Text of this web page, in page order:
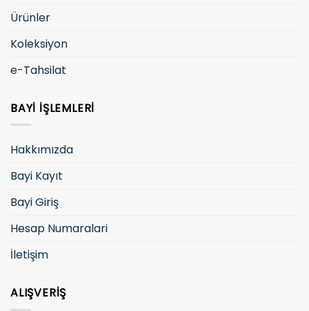
Ürünler
Koleksiyon
e-Tahsilat
BAYI İŞLEMLERI
Hakkımızda
Bayi Kayıt
Bayi Giriş
Hesap Numaralari
İletişim
ALIŞVERIŞ